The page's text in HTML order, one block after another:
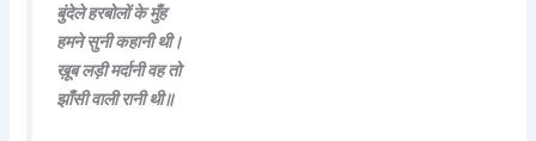
बुंदेले हरबोलों के मुँह
हमने सुनी कहानी थी।
ख़ूब लड़ी मर्दानी वह तो
झाँसी वाली रानी थी॥